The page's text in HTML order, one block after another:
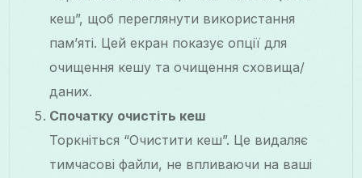
кеш”, щоб переглянути використання
пам’яті. Цей екран показує опції для
очищення кешу та очищення сховища/
даних.
Спочатку очистіть кеш
Торкніться “Очистити кеш”. Це видаляє
тимчасові файли, не впливаючи на ваші